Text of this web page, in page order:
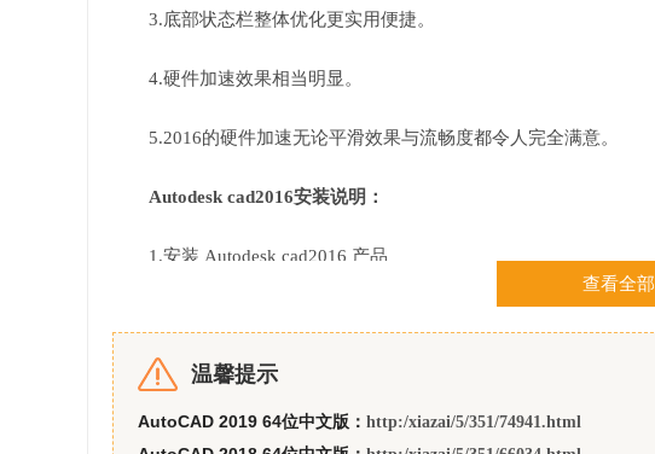
3.底部状态栏整体优化更实用便捷。
4.硬件加速效果相当明显。
5.2016的硬件加速无论平滑效果与流畅度都令人完全满意。
Autodesk cad2016安装说明：
1.安装 Autodesk cad2016 产品
3.使用产品序列号 001H1
4.完成安装并重启 Autodesk 产品
查看全部
温馨提示
AutoCAD 2019 64位中文版： http:/xiazai/5/351/74941.html